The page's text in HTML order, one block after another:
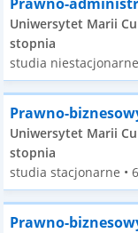
Uniwersytet Marii
stopnia
studia
Prawno-
Uniwersytet Marii
stopnia
studia stacjonarne •
Prawno-